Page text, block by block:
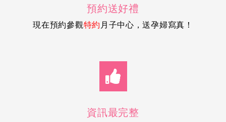
預約送好禮
現在預約參觀特約 月子中心，送孕婦寫真！
資訊最完整